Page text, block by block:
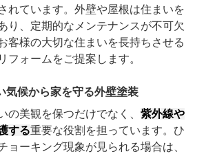
れています。外壁や屋根は住まいを
り、定期的なメンテナンスが不可欠
客様の大切な住まいを長持ちさせる
フォームをご提案します。
気候から家を守る外壁塗装
の美観を保つだけでなく、 紫外線や
する重要な役割を担っています。ひ
ョーキング現象が見られる場合は、